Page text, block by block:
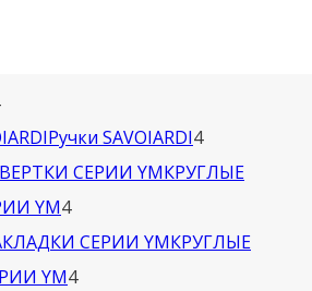
4
товараРучки SAVOIARDI44
товара
КРУГЛЫЕ
YM44
товара
КРУГЛЫЕ
YM44